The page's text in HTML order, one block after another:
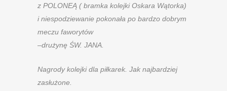
z POLONEĄ ( bramka kolejki Oskara Wątorka)
i niespodziewanie pokonała po bardzo dobrym
meczu faworytów
–drużynę ŚW. JANA.
Nagrody kolejki dla piłkarek. Jak najbardziej
zasłużone.